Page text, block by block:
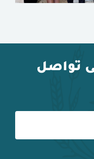
تواصل